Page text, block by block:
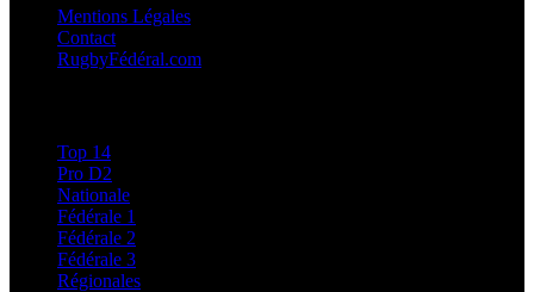
Mentions Légales
Contact
RugbyFédéral.com
Top 14
Pro D2
Nationale
Fédérale 1
Fédérale 2
Fédérale 3
Régionales